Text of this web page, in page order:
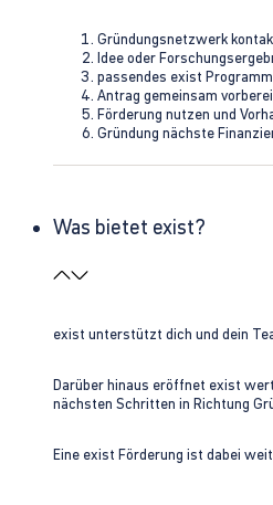
Gründungsnetzwerk
Idee oder
passendes exist
Antrag gemeinsam
Förderung nutzen und
Gründung nächste
Was bietet exist?
exist unterstützt dich und dein
Darüber hinaus eröffnet exist
nächsten Schritten in Richtung
Eine exist Förderung ist dabei